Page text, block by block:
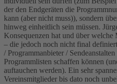
der den Endgeräten die
kann (aber nicht muss)), sondern
hinweg einheitlich sein müssen.
Konsequenzen hat und über
– die jedoch noch nicht final
/ Programmanbieter /
Programmlisten schaffen können
auftauchen werden). Ein sehr
Vereinsmitglieder bis dato noch